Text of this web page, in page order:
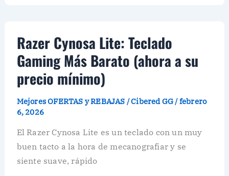
Razer Cynosa Lite: Teclado
Gaming Más Barato (ahora a su
precio mínimo)
Mejores OFERTAS y REBAJAS /Cibered GG/febrero
6, 2026
El Razer Cynosa Lite es un teclado con un muy
buen tacto a la hora de mecanografiar y se
siente suave, rápido